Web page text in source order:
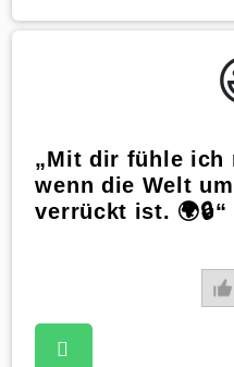
„Mit dir fühle ich
wenn die Welt
verrückt ist. 🌍🔒“